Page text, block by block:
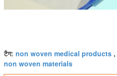
टैग: non woven medical products ,
non woven materials